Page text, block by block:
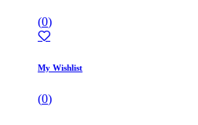
(0)
My Wishlist
(0)